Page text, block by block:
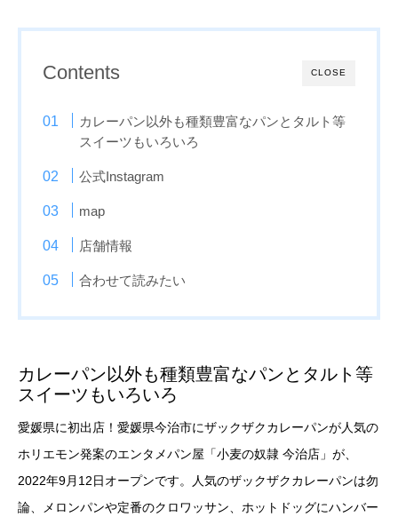
CLOSE
Contents
カレーパン以外も種類豊富なパンとタルト等
スイーツもいろいろ
公式Instagram
map
店舗情報
合わせて読みたい
カレーパン以外も種類豊富なパンとタルト等
スイーツもいろいろ
愛媛県に初出店！愛媛県今治市にザックザクカレーパンが人気の
ホリエモン発案のエンタメパン屋「小麦の奴隷 今治店」が、
2022年9月12日オープンです。人気のザックザクカレーパンは勿
論、メロンパンや定番のクロワッサン、ホットドッグにハンバー